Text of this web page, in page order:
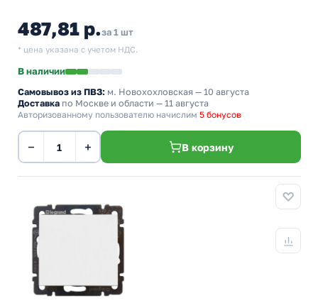
487,81 р.за 1 шт
* цена указана с учетом НДС.
В наличии
Самовывоз из ПВЗ: м. Новохохловская — 10 августа
Доставка по Москве и области — 11 августа
Авторизованному пользователю начислим 5 бонусов
− + В корзину